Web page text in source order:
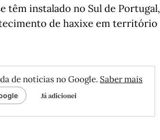
têm instalado no Sul de Portugal,
de haxixe em território
de notícias no Google. Saber mais
Já adicionei